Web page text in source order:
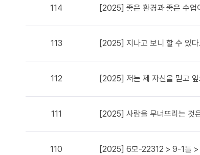
114 [2025] 좋은 환경과 좋은 수업
113 [2025] 지나고 보니 할 수 있
112 [2025] 저는 제 자신을 믿고
111 [2025] 사람을 무너뜨리는 것
110 [2025] 6모-22312 > 9-1틀 >